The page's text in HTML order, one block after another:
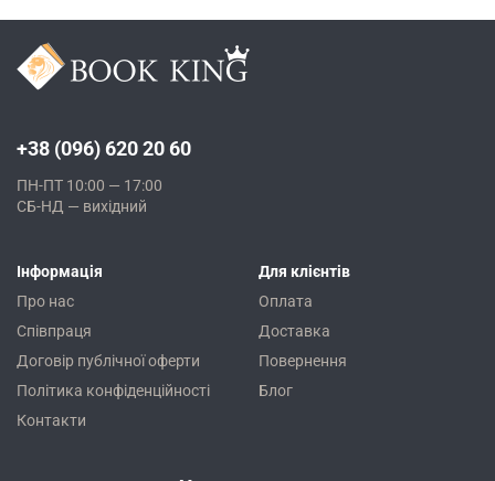
+38 (096) 620 20 60
ПН-ПТ 10:00 — 17:00
СБ-НД — вихідний
Інформація
Про нас
Співпраця
Договір публічної оферти
Політика конфіденційності
Контакти
Для клієнтів
Оплата
Доставка
Повернення
Блог